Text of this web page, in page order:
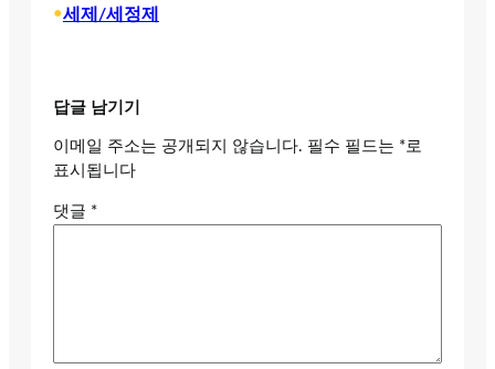
•세제/세정제
답글 남기기
이메일 주소는 공개되지 않습니다. 필수 필드는 *로
표시됩니다
댓글 *